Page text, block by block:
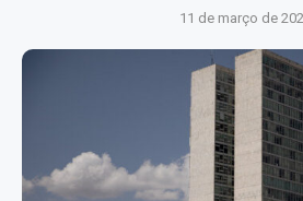
11 de março de